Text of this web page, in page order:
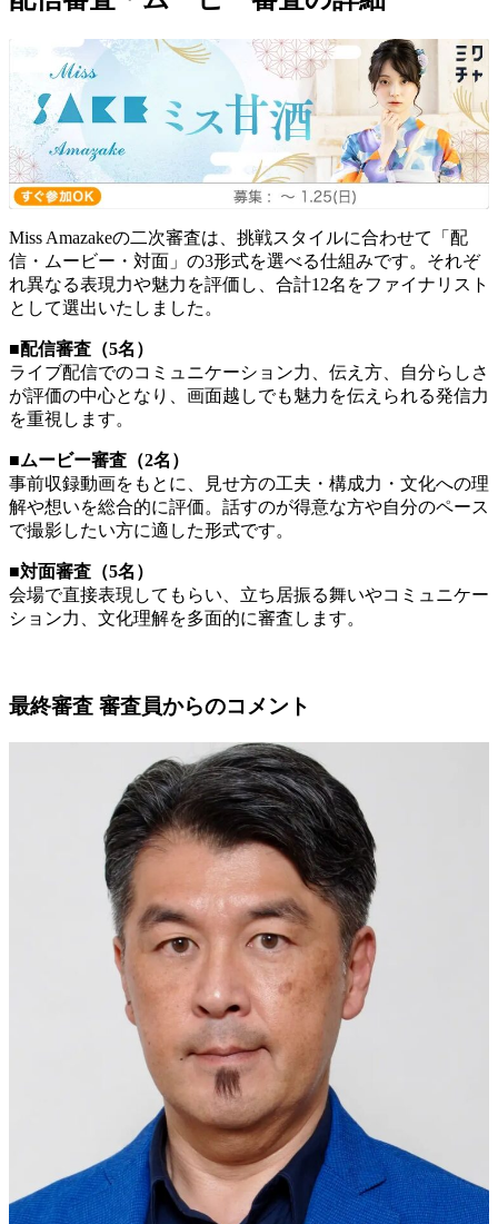
Miss Amazakeの二次審査は、挑戦スタイルに合わせて「配
信・ムービー・対面」の3形式を選べる仕組みです。それぞ
れ異なる表現力や魅力を評価し、合計12名をファイナリスト
として選出いたしました。
■配信審査（5名）
ライブ配信でのコミュニケーション力、伝え方、自分らしさ
が評価の中心となり、画面越しでも魅力を伝えられる発信力
を重視します。
■ムービー審査（2名）
事前収録動画をもとに、見せ方の工夫・構成力・文化への理
解や想いを総合的に評価。話すのが得意な方や自分のペース
で撮影したい方に適した形式です。
■対面審査（5名）
会場で直接表現してもらい、立ち居振る舞いやコミュニケー
ション力、文化理解を多面的に審査します。
最終審査 審査員からのコメント